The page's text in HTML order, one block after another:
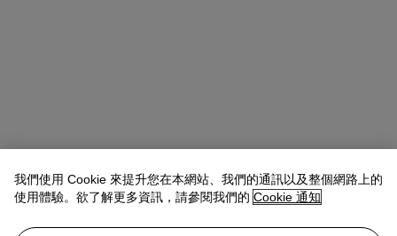
我們使用 Cookie 來提升您在本網站、我們的通訊以及整個網路上的
使用體驗。欲了解更多資訊，請參閱我們的 Cookie 通知